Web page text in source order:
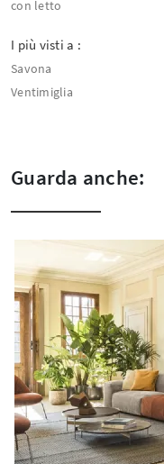
con letto
I più visti a :
Savona
Ventimiglia
Guarda anche: